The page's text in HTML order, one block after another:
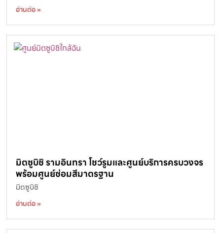
อ่านต่อ »
มิตซูบิชิ รามอินทรา โชว์รูมและศูนย์บริการครบวงจร
พร้อมศูนย์ซ่อมสีมาตรฐาน
มิตซูบิชิ
อ่านต่อ »